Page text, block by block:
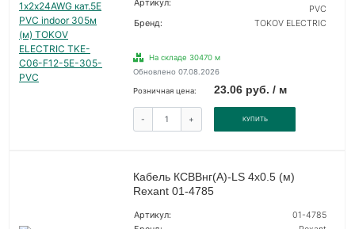
Артикул:
PVC
Бренд:
TOKOV ELECTRIC
На складе 30470 м
Обновлено 07.08.2026
Розничная цена: 23.06 руб. / м
- + КУПИТЬ
Кабель КСВВнг(А)-LS 4х0.5 (м)
Rexant 01-4785
Артикул:
01-4785